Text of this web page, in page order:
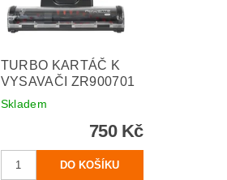
TURBO KARTÁČ K
VYSAVAČI ZR900701
Skladem
750 Kč